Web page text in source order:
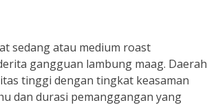
sedang atau medium roast
gangguan lambung maag. Daerah
tinggi dengan tingkat keasaman
dan durasi pemanggangan yang